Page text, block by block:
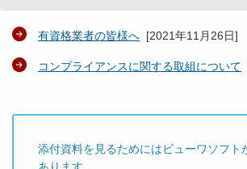
有資格業者の皆様へ [2021年11月26日]
コンプライアンスに関する取組について
添付資料を見るためにはビューワソフト